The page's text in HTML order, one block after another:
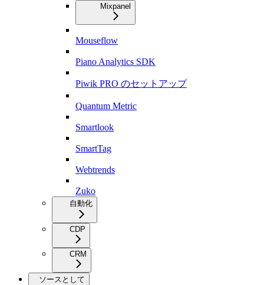
Mixpanel
Mouseflow
Piano Analytics SDK
Piwik PRO のセットアップ
Quantum Metric
Smartlook
SmartTag
Webtrends
Zuko
自動化
CDP
CRM
ソースとして